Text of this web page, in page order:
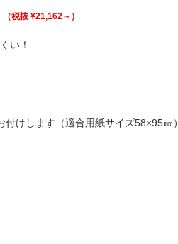
（税抜 ¥21,162～）
い！
けします（適合用紙サイズ58×95㎜）